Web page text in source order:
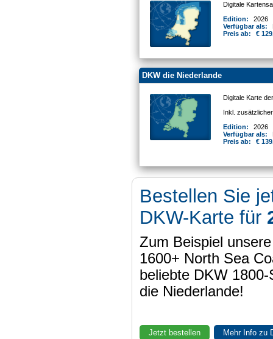
Digitale
Edition:
2026
Verfügbar als:
Preis ab:
€
DKW die Niederlande
Digitale Karte
Inkl.
Edition:
2026
Verfügbar als:
Preis ab:
€
Bestellen Sie
DKW-Karte für
Zum Beispiel
1600+ North Sea
beliebte DKW
die Niederlande!
Jetzt bestellen Mehr Info zu